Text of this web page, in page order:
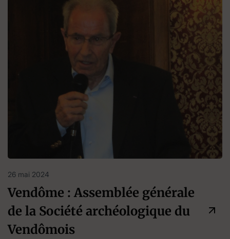
26 mai 2024
Vendôme : Assemblée générale
de la Société archéologique du
Vendômois